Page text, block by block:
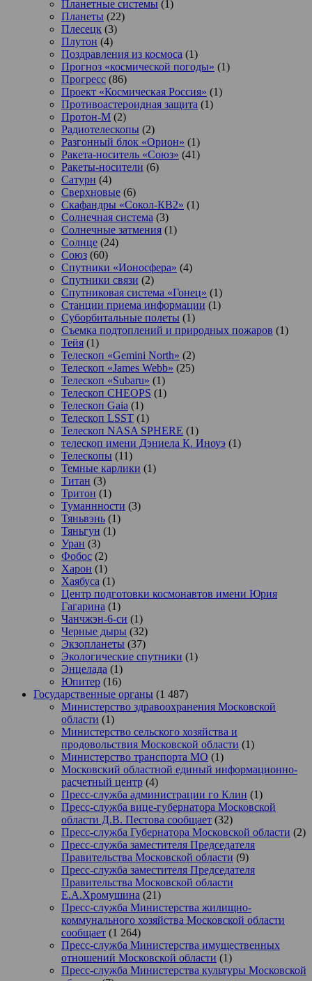
Планетные системы (1)
Планеты (22)
Плесецк (3)
Плутон (4)
Поздравления из космоса (1)
Прогноз «космической погоды» (1)
Прогресс (86)
Проект «Космическая Россия» (1)
Противоастероидная защита (1)
Протон-М (2)
Радиотелескопы (2)
Разгонный блок «Орион» (1)
Ракета-носитель «Союз» (41)
Ракеты-носители (6)
Сатурн (4)
Сверхновые (6)
Скафандры «Сокол-КВ2» (1)
Солнечная система (3)
Солнечные затмения (1)
Солнце (24)
Союз (60)
Спутники «Ионосфера» (4)
Спутники связи (2)
Спутниковая система «Гонец» (1)
Станции приема информации (1)
Суборбитальные полеты (1)
Съемка подтоплений и природных пожаров (1)
Тейя (1)
Телескоп «Gemini North» (2)
Телескоп «James Webb» (25)
Телескоп «Subaru» (1)
Телескоп CHEOPS (1)
Телескоп Gaia (1)
Телескоп LSST (1)
Телескоп NASA SPHERE (1)
телескоп имени Дэниела К. Иноуэ (1)
Телескопы (11)
Темные карлики (1)
Титан (3)
Тритон (1)
Туманнности (3)
Тяньвэнь (1)
Тяньгун (1)
Уран (3)
Фобос (2)
Харон (1)
Хаябуса (1)
Центр подготовки космонавтов имени Юрия
Гагарина (1)
Чанчжэн-6-си (1)
Черные дыры (32)
Экзопланеты (37)
Экологические спутники (1)
Энцелада (1)
Юпитер (16)
Государственные органы (1 487)
Министерство здравоохранения Московской
области (1)
Министерство сельского хозяйства и
продовольствия Московской области (1)
Министерство транспорта МО (1)
Московский областной единый информационно-
расчетный центр (4)
Пресс-служба администрации го Клин (1)
Пресс-служба вице-губернатора Московской
области Д.В. Пестова сообщает (32)
Пресс-служба Губернатора Московской области (2)
Пресс-служба заместителя Председателя
Правительства Московской области (9)
Пресс-служба заместителя Председателя
Правительства Московской области
Е.А.Хромушина (21)
Пресс-служба Министерства жилищно-
коммунального хозяйства Московской области
сообщает (1 264)
Пресс-служба Министерства имущественных
отношений Московской области (1)
Пресс-служба Министерства культуры Московской